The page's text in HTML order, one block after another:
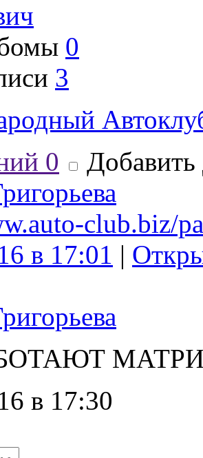
0
3
0
Добавить
club.biz/
в 17:01 |
в 17:30